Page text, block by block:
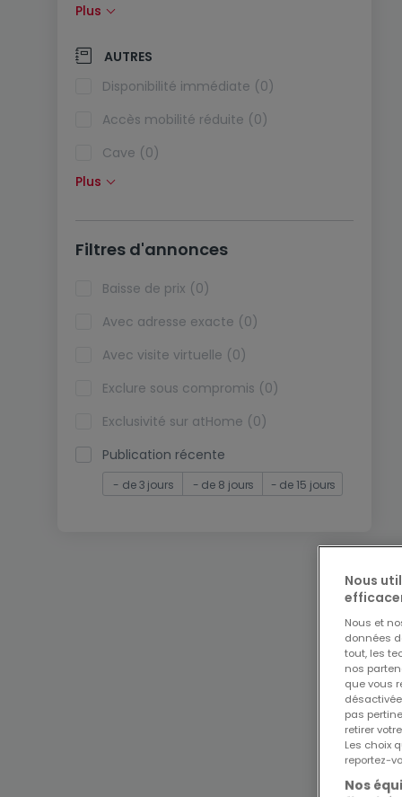
Panneaux solaires (0)
Pompe à chaleur (0)
Climatisation (0)
Fibre optique (0)
Plus
AUTRES
Disponibilité immédiate (0)
Accès mobilité réduite (0)
Cave (0)
Grenier (0)
Ascenseur (0)
Viager (0)
Biens de vacances (0)
Plus
Filtres d'annonces
Baisse de prix (0)
Avec adresse exacte (0)
Avec visite virtuelle (0)
Exclure sous compromis (0)
Exclusivité sur atHome (0)
Publication récente
- de 3 jours - de 8 jours - de 15 jours
Nous
Nous et
données
tout, les
nos
que vous
pas
retirer
Les choix
reportez-
Nos